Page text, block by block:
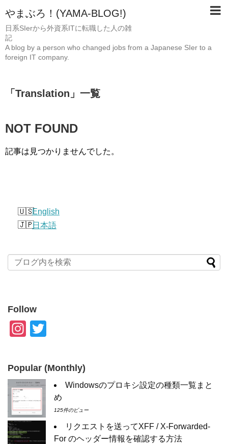
やまぶろ！(YAMA-BLOG!)
日系SIerから外資系ITに転職した人の雑
A blog by a person who changed jobs from a Japanese SIer to a
foreign IT company.
「 Translation 」 一覧
NOT FOUND
記事は見つかりませんでした。
English
日本語
Follow
In
a
gr
a
m
tt
er
Popular (Monthly)
Windowsのプロキシ設定の種類一覧まと
め
125件のビュー
リクエストを送ってXFF / X-Forwarded-
For のヘッダー情報を確認する方法